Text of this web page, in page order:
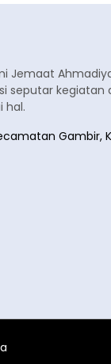
Jemaat
seputar kegiatan
hal.
Gambir,